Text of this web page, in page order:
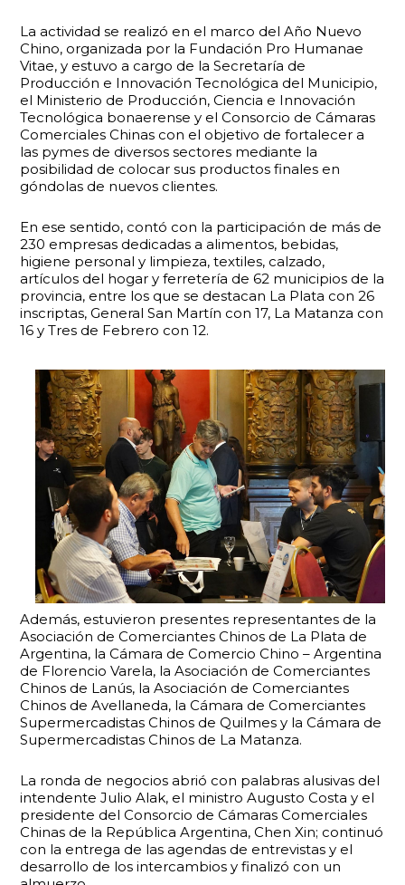
La actividad se realizó en el marco del Año Nuevo
Chino, organizada por la Fundación Pro Humanae
Vitae, y estuvo a cargo de la Secretaría de
Producción e Innovación Tecnológica del Municipio,
el Ministerio de Producción, Ciencia e Innovación
Tecnológica bonaerense y el Consorcio de Cámaras
Comerciales Chinas con el objetivo de fortalecer a
las pymes de diversos sectores mediante la
posibilidad de colocar sus productos finales en
góndolas de nuevos clientes.
En ese sentido, contó con la participación de más de
230 empresas dedicadas a alimentos, bebidas,
higiene personal y limpieza, textiles, calzado,
artículos del hogar y ferretería de 62 municipios de la
provincia, entre los que se destacan La Plata con 26
inscriptas, General San Martín con 17, La Matanza con
16 y Tres de Febrero con 12.
Además, estuvieron presentes representantes de la
Asociación de Comerciantes Chinos de La Plata de
Argentina, la Cámara de Comercio Chino – Argentina
de Florencio Varela, la Asociación de Comerciantes
Chinos de Lanús, la Asociación de Comerciantes
Chinos de Avellaneda, la Cámara de Comerciantes
Supermercadistas Chinos de Quilmes y la Cámara de
Supermercadistas Chinos de La Matanza.
La ronda de negocios abrió con palabras alusivas del
intendente Julio Alak, el ministro Augusto Costa y el
presidente del Consorcio de Cámaras Comerciales
Chinas de la República Argentina, Chen Xin; continuó
con la entrega de las agendas de entrevistas y el
desarrollo de los intercambios y finalizó con un